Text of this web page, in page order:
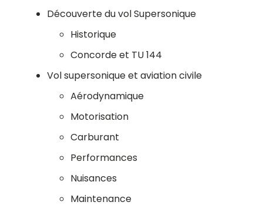
Découverte du vol Supersonique
Historique
Concorde et TU 144
Vol supersonique et aviation civile
Aérodynamique
Motorisation
Carburant
Performances
Nuisances
Maintenance